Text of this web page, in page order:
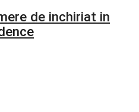
de inchiriat in